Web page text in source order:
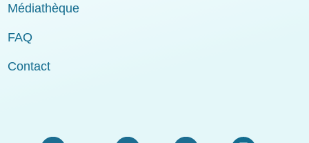
Médiathèque
FAQ
Contact